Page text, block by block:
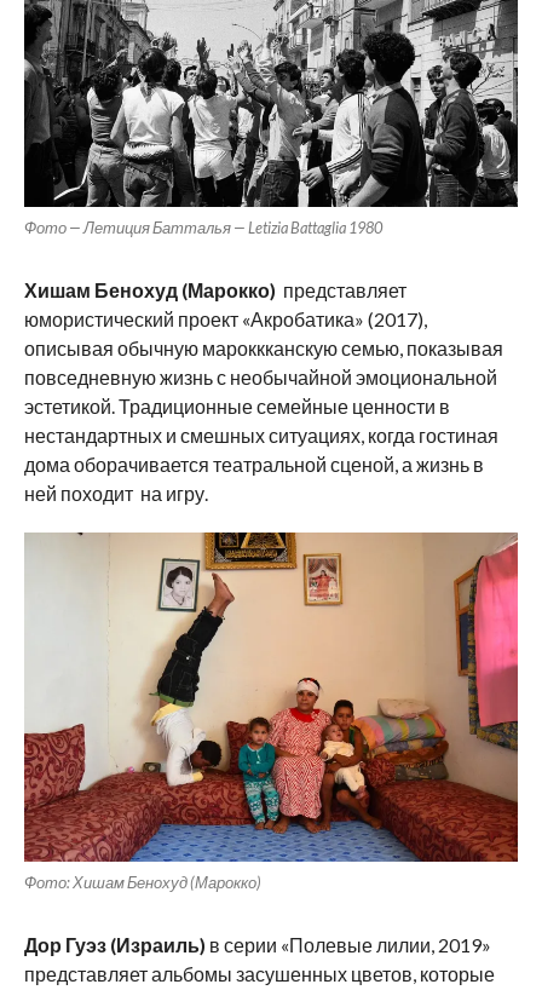
Фото — Летиция Батталья — Letizia Battaglia 1980
Хишам Бенохуд (Марокко) представляет
юмористический проект «Акробатика» (2017),
описывая обычную мароккканскую семью, показывая
повседневную жизнь с необычайной эмоциональной
эстетикой. Традиционные семейные ценности в
нестандартных и смешных ситуациях, когда гостиная
дома оборачивается театральной сценой, а жизнь в
ней походит на игру.
Фото: Хишам Бенохуд (Марокко)
Дор Гуэз (Израиль) в серии «Полевые лилии, 2019»
представляет альбомы засушенных цветов, которые